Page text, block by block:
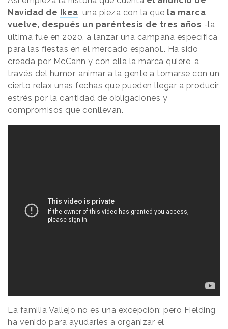
Navidad de
Ikea, una pieza con la que la marca
vuelve, después un paréntesis de tres años -la
última fue en 2020, a lanzar una campaña específica
para las fiestas en el mercado español.. Ha sido
creada por McCann y con ella la marca quiere, a
través del humor, animar a la gente a tomarse con un
cierto relax unas fechas que pueden llegar a producir
estrés por la cantidad de obligaciones y
compromisos que conllevan.
La familia Vallejo no es una excepción; pero Fielding
ha venido para ayudarles a organizar el